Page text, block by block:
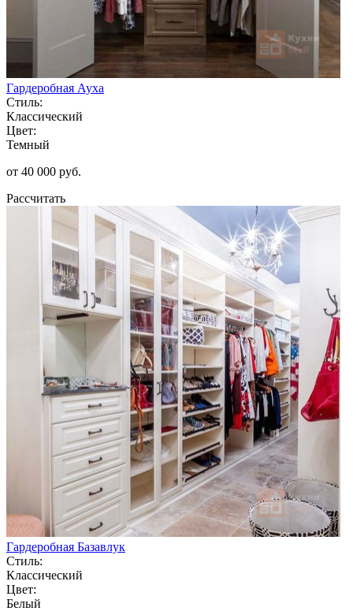
Гардеробная Ауха
Стиль:
Классический
Цвет:
Темный
от 40 000 руб.
Рассчитать
Гардеробная Базавлук
Стиль:
Классический
Цвет:
Белый